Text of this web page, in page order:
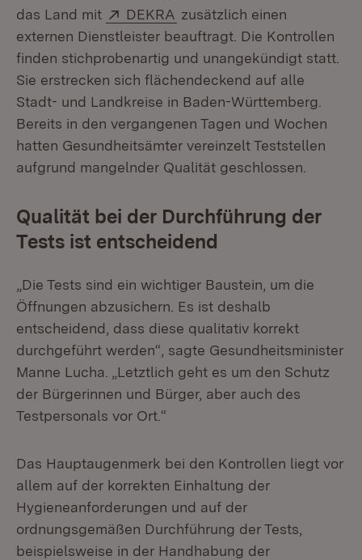
das Land mit
Extern:
DEKRA (Öffnet in neuem Fenster)
zusätzlich einen
externen Dienstleister beauftragt. Die Kontrollen
finden stichprobenartig und unangekündigt statt.
Sie erstrecken sich flächendeckend auf alle
Stadt- und Landkreise in Baden-Württemberg.
Bereits in den vergangenen Tagen und Wochen
hatten Gesundheitsämter vereinzelt Teststellen
aufgrund mangelnder Qualität geschlossen.
Qualität bei der Durchführung der
Tests ist entscheidend
„Die Tests sind ein wichtiger Baustein, um die
Öffnungen abzusichern. Es ist deshalb
entscheidend, dass diese qualitativ korrekt
durchgeführt werden“, sagte Gesundheitsminister
Manne Lucha. „Letztlich geht es um den Schutz
der Bürgerinnen und Bürger, aber auch des
Testpersonals vor Ort.“
Das Hauptaugenmerk bei den Kontrollen liegt vor
allem auf der korrekten Einhaltung der
Hygieneanforderungen und auf der
ordnungsgemäßen Durchführung der Tests,
beispielsweise in der Handhabung der